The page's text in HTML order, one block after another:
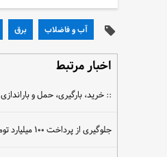
آب و فاضلاب برق
اخبار مرتبط
:: خرید، بارگیری، حمل و باراندازی ۸ دستگاه فیلتر تحت فشار کانکشن های طرح شادگان
جلوگیری از پرداخت ۱۰۰ میلیارد تومان خسارت، توسط دفتر حقوقی سازمان آب و برق خوزستان